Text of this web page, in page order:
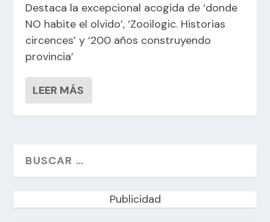
Destaca la excepcional acogida de ‘donde
NO habite el olvido’, ‘Zooilogic. Historias
circences’ y ‘200 años construyendo
provincia’
LEER MÁS
Publicidad